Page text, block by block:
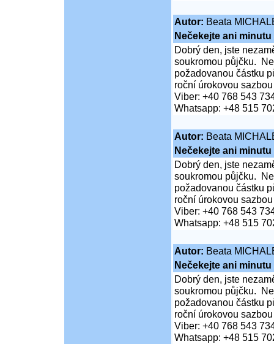
Autor: Beata
Nečekejte ani
Dobrý den, jste
soukromou půjčku.
požadovanou částku
roční úrokovou
Viber: +40 768 543
Whatsapp: +48 515
Autor: Beata
Nečekejte ani
Dobrý den, jste
soukromou půjčku.
požadovanou částku
roční úrokovou
Viber: +40 768 543
Whatsapp: +48 515
Autor: Beata
Nečekejte ani
Dobrý den, jste
soukromou půjčku.
požadovanou částku
roční úrokovou
Viber: +40 768 543
Whatsapp: +48 515